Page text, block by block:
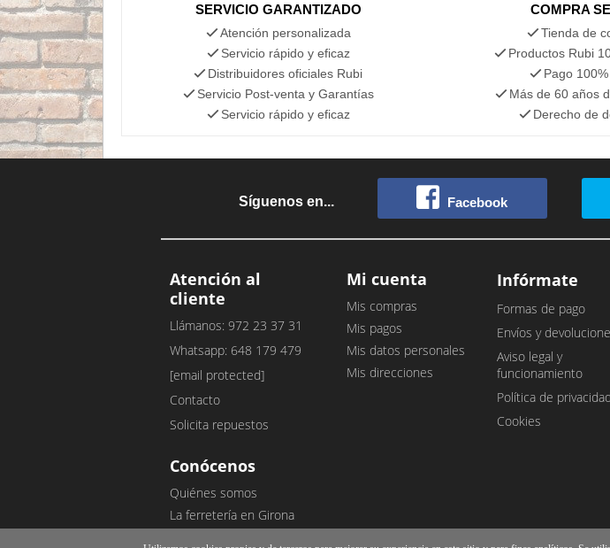
SERVICIO GARANTIZADO
Atención personalizada
Servicio rápido y eficaz
Distribuidores oficiales Rubi
Servicio Post-venta y Garantías
Servicio rápido y eficaz
COMPRA
Tienda de
Productos Rubi
Pago
Más de 60 años
Derecho de
Síguenos en... Facebook
Atención al
cliente
Llámanos: 972 23 37 31
Whatsapp: 648 179 479
[email protected]
Contacto
Solicita repuestos
Conócenos
Quiénes somos
La ferretería en Girona
Mi cuenta
Mis compras
Mis pagos
Mis datos personales
Mis direcciones
Infórmate
Formas de pago
Envíos y
Aviso legal y
funcionamiento
Política de privacidad
Cookies